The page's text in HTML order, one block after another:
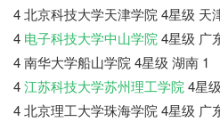
4 北京科技大学天津学院 4星级 天
4 电子科技大学中山学院 4星级 广
4 南华大学船山学院 4星级 湖南 1
4江苏科技大学苏州理工学院 4星
4 北京理工大学珠海学院 4星级 广